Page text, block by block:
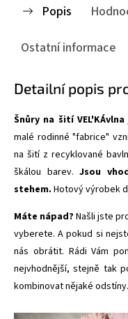
Popis
Ostatní informace
Detailní popis
Šnůry na šití
malé rodinné "fabrice"
na šití z recyklované
škálou barev. Jsou
stehem. Hotový výrobek
Máte nápad? Našli jste
vyberete. A pokud si
nás obrátit. Rádi Vám
nejvhodnější, stejně tak
kombinovat nějaké odstíny.